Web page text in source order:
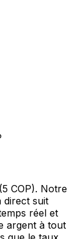
COP). Notre
direct suit
réel et
argent à tout